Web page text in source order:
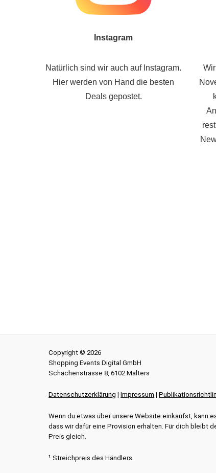
Instagram
Natürlich sind wir auch auf Instagram.
Hier werden von Hand die besten
Deals gepostet.
Copyright © 2026
Shopping Events Digital GmbH
Schachenstrasse 8, 6102 Malters
Datenschutzerklärung |Impressum |
Wenn du etwas über unsere Website einkaufst, kann
dass wir dafür eine Provision erhalten. Für dich bleibt
Preis gleich.
¹ Streichpreis des Händlers